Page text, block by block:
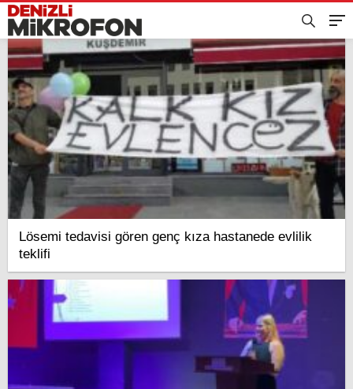
Lösemi tedavisi gören genç kıza hastanede evlilik
teklifi